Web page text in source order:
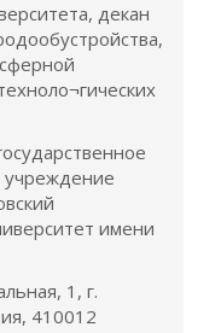
декан
имени
1, г.
410012